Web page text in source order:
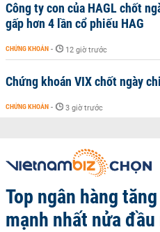
Công ty con của HAGL chốt
gấp hơn 4 lần cổ phiếu HAG
CHỨNG KHOÁN - 12 giờ trước
Chứng khoán VIX chốt ngày
CHỨNG KHOÁN - 3 giờ trước
Top ngân hàng
mạnh nhất nửa